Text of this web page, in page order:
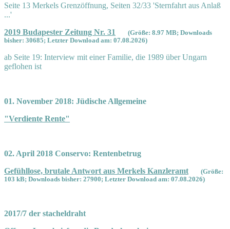
Seite 13 Merkels Grenzöffnung, Seiten 32/33 'Sternfahrt aus Anlaß
...'
2019 Budapester Zeitung Nr. 31
(Größe: 8.97 MB; Downloads
bisher: 30685; Letzter Download am: 07.08.2026)
ab Seite 19: Interview mit einer Familie, die 1989 über Ungarn
geflohen ist
01. November 2018: Jüdische Allgemeine
"Verdiente Rente"
02. April 2018 Conservo: Rentenbetrug
Gefühllose, brutale Antwort aus Merkels Kanzleramt
(Größe:
103 kB; Downloads bisher: 27900; Letzter Download am: 07.08.2026)
2017/7 der stacheldraht